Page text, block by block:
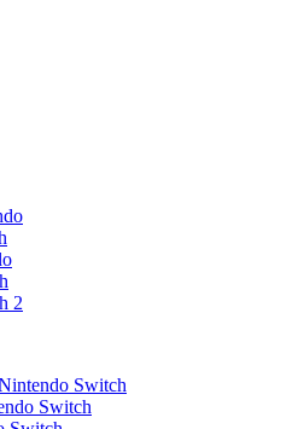
2
Switch
Switch